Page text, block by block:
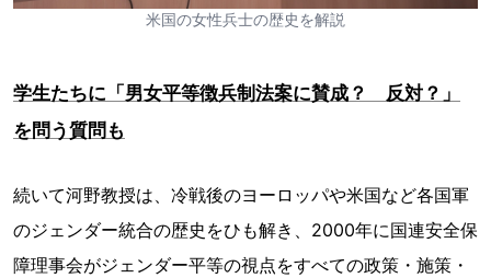
米国の女性兵士の歴史を解説
学生たちに「男女平等徴兵制法案に賛成？ 反対？」
を問う質問も
続いて河野教授は、冷戦後のヨーロッパや米国など各国軍
のジェンダー統合の歴史をひも解き、2000年に国連安全保
障理事会がジェンダー平等の視点をすべての政策・施策・